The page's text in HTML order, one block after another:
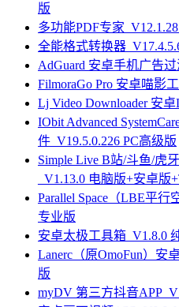
版
多功能PDF专家
全能格式转换器
AdGuard 安卓手机广告
FilmoraGo Pro 安卓喵影
Lj Video Downloader 安
IObit Advanced
件_V19.5.0.226 PC高级版
Simple Live B站/斗鱼/虎
_V1.13.0 电脑版+安卓版
Parallel Space（LBE平
专业版
安卓太极工具箱_V1.8.0
Lanerc（原OmoFun）安
版
myDV 第三方抖音